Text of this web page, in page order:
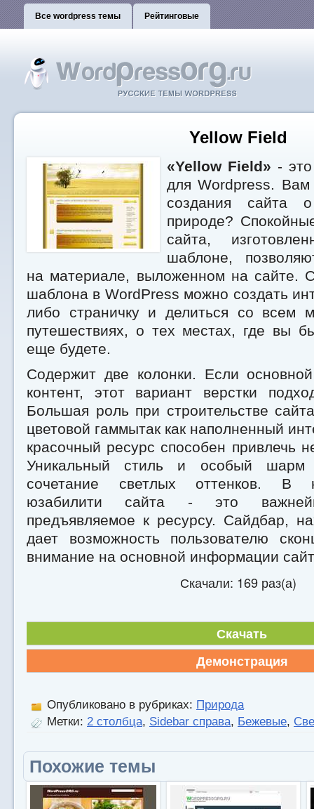
Все wordpress темы Рейтинговые
Yellow Field
«Yellow Field» -
для Wordpress.
создания сайта
природе?
сайта,
шаблоне,
на материале, выложенном на сайте.
шаблона в WordPress можно создать
либо страничку и делиться со всем
путешествиях, о тех местах, где вы
еще будете.
Содержит две колонки. Если
контент, этот вариант верстки
Большая роль при строительстве
цветовой гаммытак как наполненный
красочный ресурс способен привлечь
Уникальный стиль и особый шарм
сочетание светлых оттенков. В
юзабилити сайта - это
предъявляемое к ресурсу. Сайдбар,
дает возможность пользователю
внимание на основной информации
Скачали: 169 раз(а)
Скачать
Демонстрация
Опубликовано в рубриках: Природа
Метки: 2 столбца, Sidebar справа, Бежевые,
Похожие темы